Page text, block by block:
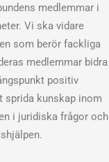
medlemmar i
Vi ska vidare
som berör fackliga
medlemmar bidra
positiv
sprida kunskap inom
i juridiska frågor och